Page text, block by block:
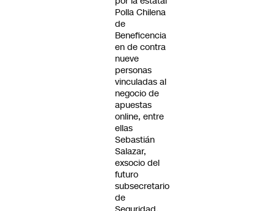
Polla Chilena
de
Beneficencia
en de contra
nueve
personas
vinculadas al
negocio de
apuestas
online, entre
ellas
Sebastián
Salazar,
exsocio del
futuro
subsecretario
de